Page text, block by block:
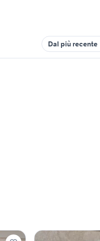
Dal più recente